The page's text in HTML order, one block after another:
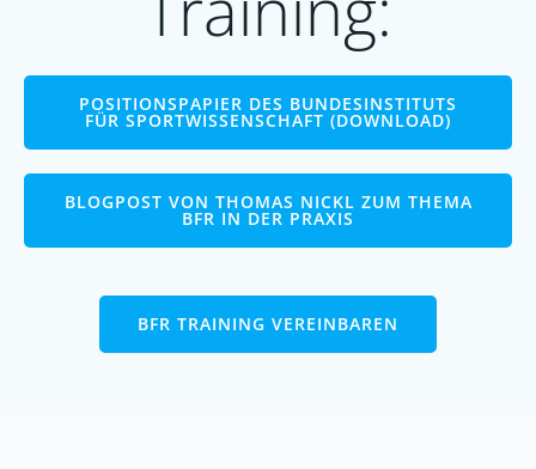
POSITIONSPAPIER DES BUNDESINSTITUTS
FÜR SPORTWISSENSCHAFT (DOWNLOAD)
BLOGPOST VON THOMAS NICKL ZUM THEMA
BFR IN DER PRAXIS
BFR TRAINING VEREINBAREN